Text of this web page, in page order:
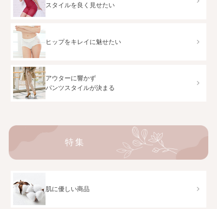
スタイルを良く見せたい
ヒップをキレイに魅せたい
アウターに響かず
パンツスタイルが決まる
特集
肌に優しい商品